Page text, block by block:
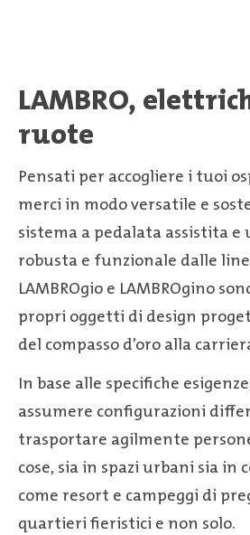
LAMBRO,
ruote
Pensati per accogliere i tuoi
merci in modo versatile e
sistema a pedalata assistita
robusta e funzionale dalle
LAMBROgio e LAMBROgino
propri oggetti di design
del compasso d’oro alla
In base alle specifiche
assumere configurazioni
trasportare agilmente
cose, sia in spazi urbani sia in
come resort e campeggi di
quartieri fieristici e non solo.